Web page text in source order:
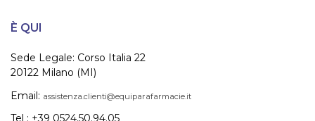
È QUI
Sede Legale: Corso Italia 22
20122 Milano (MI)
Email: assistenza.clienti@equiparafarmacie.it
Tel : +39 0524.50.94.05